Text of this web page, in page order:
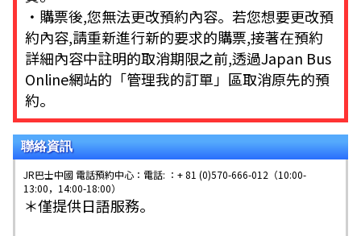
・購票後,您無法更改預約內容。若您想要更改預
約內容,請重新進行新的要求的購票,接著在預約
詳細內容中註明的取消期限之前,透過Japan Bus
Online網站的「管理我的訂單」區取消原先的預
約。
聯絡資訊
JR巴士中國 電話預約中心：電話: ：+ 81 (0)570-666-012（10:00-
13:00，14:00-18:00）
＊僅提供日語服務。